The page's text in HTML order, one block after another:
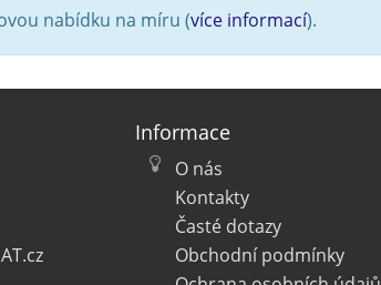
nabídku na míru (více informací).
Informace
O nás
Kontakty
Časté dotazy
Obchodní podmínky